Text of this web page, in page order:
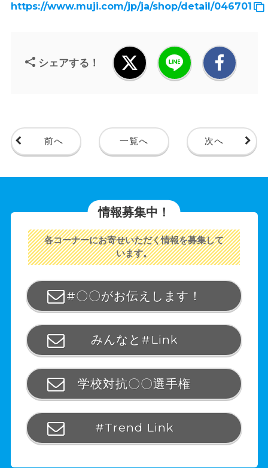
https://www.muji.com/jp/ja/shop/detail/046701
シェアする！
前へ 一覧へ 次へ
情報募集中！
各コーナーにお寄せいただく情報を募集して
います。
#〇〇がお伝えします！
みんなと#Link
学校対抗〇〇選手権
#Trend Link